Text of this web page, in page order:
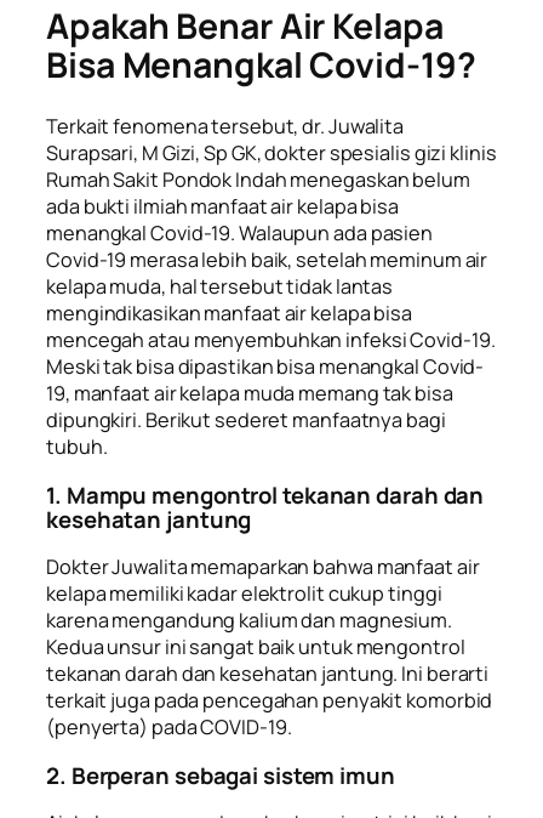
Apakah Benar Air Kelapa
Bisa Menangkal Covid-19?
Terkait fenomena tersebut, dr. Juwalita
Surapsari, M Gizi, Sp GK, dokter spesialis gizi klinis
Rumah Sakit Pondok Indah menegaskan belum
ada bukti ilmiah manfaat air kelapa bisa
menangkal Covid-19. Walaupun ada pasien
Covid-19 merasa lebih baik, setelah meminum air
kelapa muda, hal tersebut tidak lantas
mengindikasikan manfaat air kelapa bisa
mencegah atau menyembuhkan infeksi Covid-19.
Meski tak bisa dipastikan bisa menangkal Covid-
19, manfaat air kelapa muda memang tak bisa
dipungkiri. Berikut sederet manfaatnya bagi
tubuh.
1. Mampu mengontrol tekanan darah dan
kesehatan jantung
Dokter Juwalita memaparkan bahwa manfaat air
kelapa memiliki kadar elektrolit cukup tinggi
karena mengandung kalium dan magnesium.
Kedua unsur ini sangat baik untuk mengontrol
tekanan darah dan kesehatan jantung. Ini berarti
terkait juga pada pencegahan penyakit komorbid
(penyerta) pada COVID-19.
2. Berperan sebagai sistem imun